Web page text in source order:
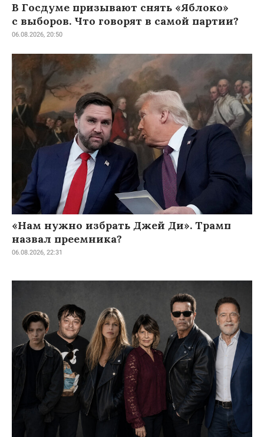
В Госдуме призывают снять «Яблоко»
с выборов. Что говорят в самой партии?
06.08.2026, 20:50
«Нам нужно избрать Джей Ди». Трамп
назвал преемника?
06.08.2026, 22:31